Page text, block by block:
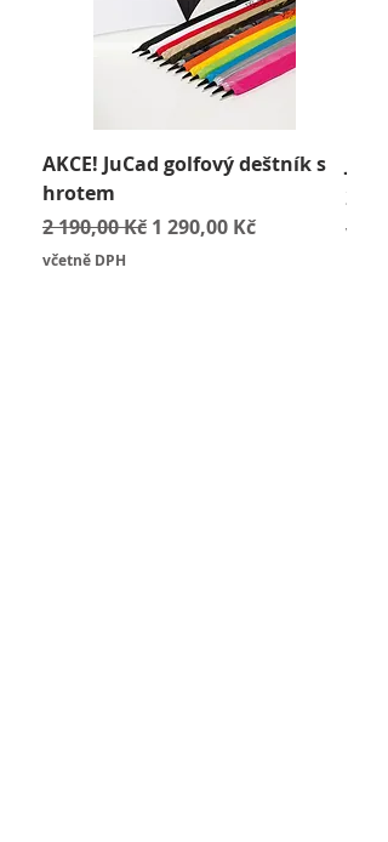
AKCE! JuCad golfový deštník s
hrotem
Běžná cena
2 190,00 Kč Zvýhodněná cena
1 290,00 Kč
včetně DPH
Cena
2